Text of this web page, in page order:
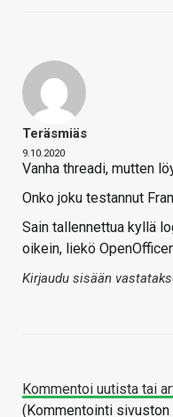
Teräsmiäs
9.10.2020
Vanha threadi, mutten
Onko joku testannut
Sain tallennettua kyllä
oikein, liekö
Kirjaudu sisään
Kommentoi uutista tai
(Kommentointi